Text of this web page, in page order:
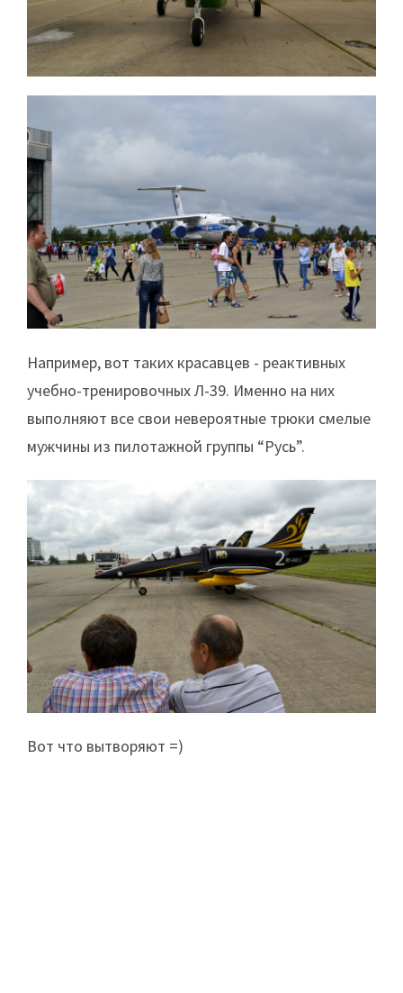
Например, вот таких красавцев - реактивных
учебно-тренировочных Л-39. Именно на них
выполняют все свои невероятные трюки смелые
мужчины из пилотажной группы “Русь”.
Вот что вытворяют =)